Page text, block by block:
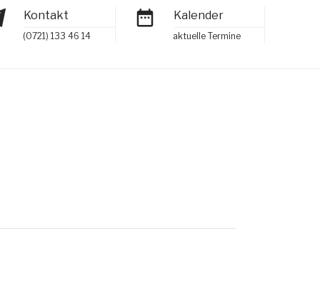
Kontakt
(0721) 133 46 14
Kalender
aktuelle Termine